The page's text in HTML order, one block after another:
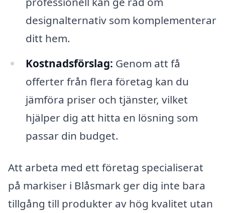
designalternativ som komplementerar
ditt hem.
Kostnadsförslag: Genom att få
offerter från flera företag kan du
jämföra priser och tjänster, vilket
hjälper dig att hitta en lösning som
passar din budget.
Att arbeta med ett företag specialiserat
på markiser i Blåsmark ger dig inte bara
tillgång till produkter av hög kvalitet utan